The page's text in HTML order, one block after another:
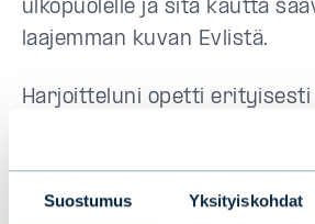
Suostumus Yksityiskohdat
ulkopuolelle ja sitä kautta
laajemman kuvan Evlistä.
Harjoitteluni opetti erityisesti
ajattelumalleja
analysointiin ja potentiaalin
Mitkä tekijät liiketoiminnassa